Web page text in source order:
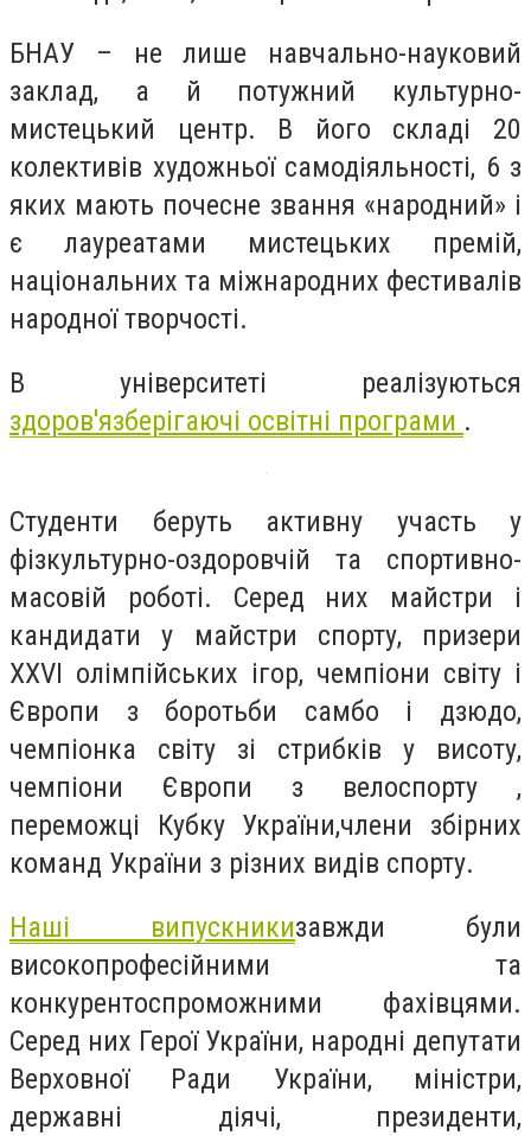
БНАУ – не лише навчально-науковий
заклад, а й потужний культурно-
мистецький центр. В його складі 20
колективів художньої самодіяльності, 6 з
яких мають почесне звання «народний» і
є лауреатами мистецьких премій,
національних та міжнародних фестивалів
народної творчості.
В університеті реалізуються
здоров'язберігаючі освітні програми .
Студенти беруть активну участь у
фізкультурно-оздоровчій та спортивно-
масовій роботі. Серед них майстри і
кандидати у майстри спорту, призери
XXVI олімпійських ігор, чемпіони світу і
Європи з боротьби самбо і дзюдо,
чемпіонка світу зі стрибків у висоту,
чемпіони Європи з велоспорту ,
переможці Кубку України,члени збірних
команд України з різних видів спорту.
Наші випускникизавжди були
високопрофесійними та
конкурентоспроможними фахівцями.
Серед них Герої України, народні депутати
Верховної Ради України, міністри,
державні діячі, президенти,